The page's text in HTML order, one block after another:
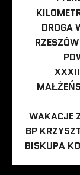
DROGA
WAKACJE
BP
BISKUPA